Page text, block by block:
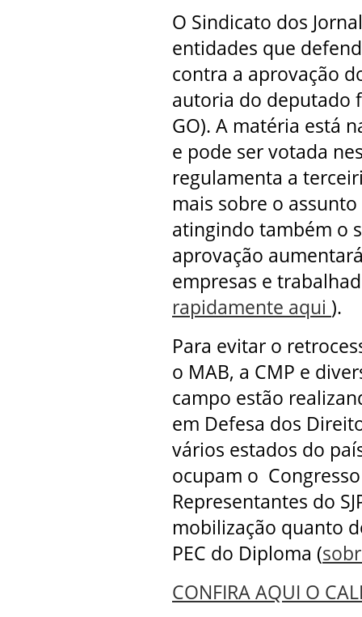
O Sindicato dos
entidades que
contra a aprovação
autoria do deputado
GO). A matéria está
e pode ser votada
regulamenta a
mais sobre o
atingindo também o
aprovação
empresas e
rapidamente aqui ).
Para evitar o
o MAB, a CMP e
campo estão
em Defesa dos
vários estados do
ocupam o
Representantes do
mobilização quanto
PEC do Diploma (
CONFIRA AQUI O